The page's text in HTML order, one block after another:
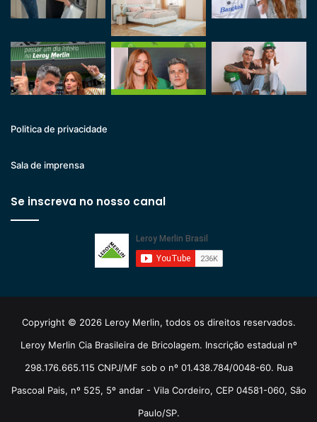
Politica de privacidade
Sala de imprensa
Se inscreva no nosso canal
Copyright © 2026 Leroy Merlin, todos os direitos reservados.
Leroy Merlin Cia Brasileira de Bricolagem. Inscrição estadual nº
298.176.665.115 CNPJ/MF sob o nº 01.438.784/0048-60. Rua
Pascoal Pais, nº 525, 5º andar - Vila Cordeiro, CEP 04581-060, São
Paulo/SP.